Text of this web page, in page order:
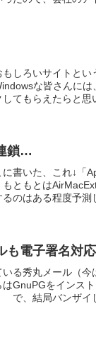
しろいサイトと
な皆さんには
てもらえたらと思
鎖…
に書いた、これ↓「
ともとは
のはある程度予測
も電子署名対
る秀丸メール（
GnuPGをインス
で、結局バンザイ